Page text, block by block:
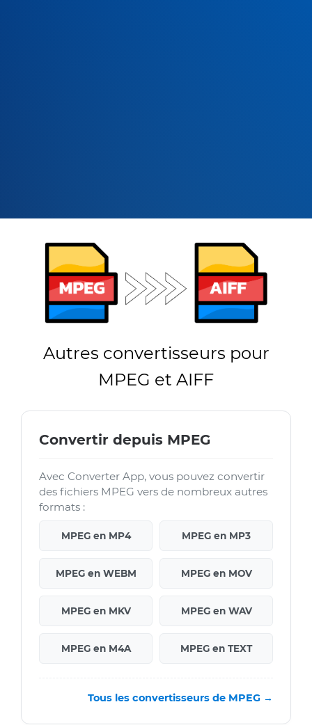
Autres convertisseurs pour
MPEG et AIFF
Convertir depuis MPEG
Avec Converter App, vous pouvez convertir
des fichiers MPEG vers de nombreux autres
formats :
MPEG en MP4 MPEG en MP3
MPEG en WEBM MPEG en MOV
MPEG en MKV MPEG en WAV
MPEG en M4A MPEG en TEXT
Tous les convertisseurs de MPEG →